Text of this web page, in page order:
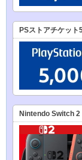
PSストアチケット
Nintendo Switch 2